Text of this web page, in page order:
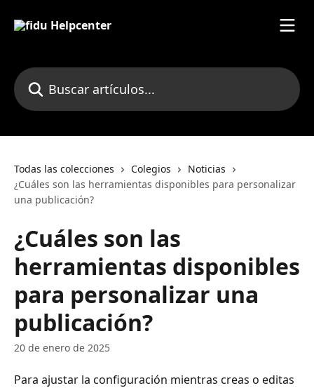
Buscar artículos...
Todas las colecciones Colegios
Noticias
¿Cuáles son las herramientas disponibles para personalizar
una publicación?
¿Cuáles son las
herramientas disponibles
para personalizar una
publicación?
20 de enero de 2025
Para ajustar la configuración mientras creas o editas